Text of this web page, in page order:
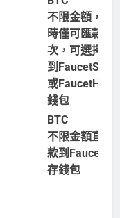
不限金額，每
時僅可匯款一
次，可選擇匯
到
或FaucetHub
錢包
BTC
不限金額直接
款到
存錢包